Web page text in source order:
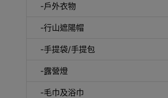
-戶外衣物
-行山遮陽帽
-手提袋/手提包
-露營燈
-毛巾及浴巾